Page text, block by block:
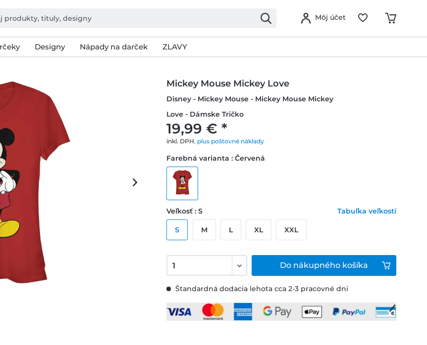
Môj účet
Designy Nápady na darček ZLAVY
Mickey Mouse Mickey Love
Disney - Mickey Mouse - Mickey Mouse Mickey
Love - Dámske Tričko
19,99 € *
inkl. DPH. plus poštovné náklady
Štandardná dodacia lehota cca 2-3 pracovné dni
Farebná varianta : Červená
Veľkosť : S Tabuľka veľkostí
S M L XL XXL
Do nákupného košíka